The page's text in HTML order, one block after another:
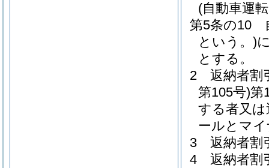
(自動車運
第5条の10
という。)
とする。
2
返納者割
第105号)第
する者又
ールとマ
3
返納者割
4
返納者割